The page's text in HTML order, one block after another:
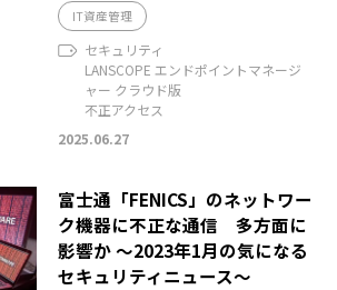
IT資産管理
セキュリティ
LANSCOPE エンドポイントマネージ
ャー クラウド版
不正アクセス
2025.06.27
富士通「FENICS」のネットワー
ク機器に不正な通信 多方面に
影響か ～2023年1月の気になる
セキュリティニュース～